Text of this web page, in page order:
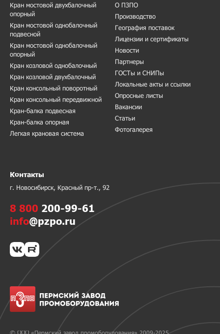
© ООО «Пермский завод промоборудования» 2009-2025
Кран мостовой двухбалочный
опорный
Кран мостовой однобалочный
подвесной
Кран мостовой однобалочный
опорный
Кран козловой однобалочный
Кран козловой двухбалочный
Кран консольный поворотный
Кран консольный передвижной
Кран-балка подвесная
Кран-балка опорная
Легкая крановая система
О ПЗПО
Производство
География поставок
Лицензии и сертификаты
Новости
Партнеры
ГОСТы и СНИПы
Локальные акты и ссылки
Опросные листы
Вакансии
Статьи
Фотогалерея
Контакты
г. Новосибирск, Красный пр-т., 92
8 800 200-99-61
info@pzpo.ru